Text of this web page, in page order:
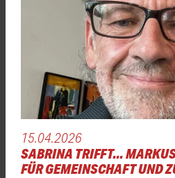
15.04.2026
SABRINA TRIFFT...
FÜR GEMEINSCHAFT UND